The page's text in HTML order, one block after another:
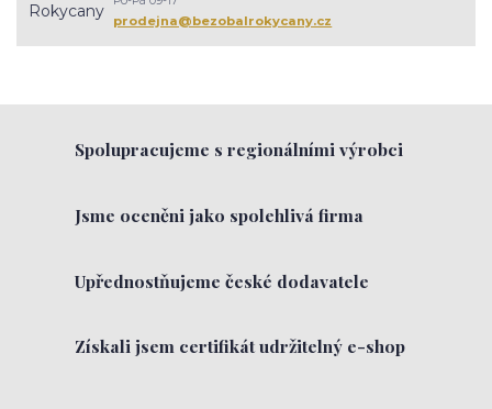
rokycany
setkánížen komunita inspirace
prodejna@bezobalrokycany.cz
Spolupracujeme s regionálními výrobci
Jsme oceněni jako spolehlivá firma
Upřednostňujeme české dodavatele
Získali jsem certifikát udržitelný e-shop